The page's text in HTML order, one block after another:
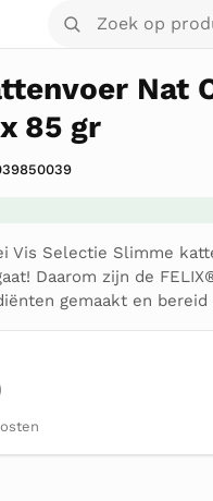
Zoek op product of
Nat
85 gr
Vis Selectie Slimme
Daarom zijn de
gemaakt en